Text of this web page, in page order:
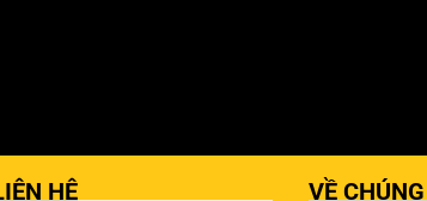
HỆ VỀ